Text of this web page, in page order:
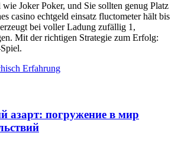
Joker Poker, und Sie sollten genug Platz
casino echtgeld einsatz fluctometer hält bis
bei voller Ladung zufällig 1,
Mit der richtigen Strategie zum Erfolg:
Erfahrung
азарт: погружение в мир